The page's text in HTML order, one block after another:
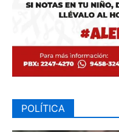
POLÍTICA